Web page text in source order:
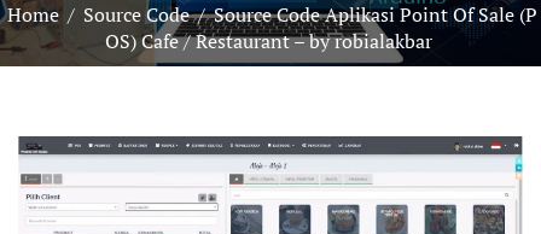
Home / Source Code/Source Code Aplikasi Point Of Sale (P
OS) Cafe / Restaurant – by robialakbar